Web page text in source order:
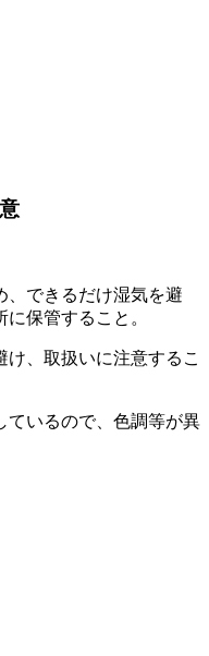
できるだけ湿気を避
保管すること。
、取扱いに注意するこ
いるので、色調等が異